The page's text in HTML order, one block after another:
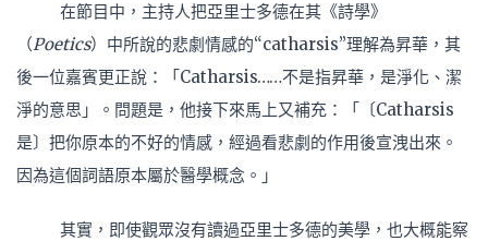
在節目中，主持人把亞里士多德在其《詩學》
（Poetics）中所說的悲劇情感的“catharsis”理解為昇華，其
後一位嘉賓更正說：「Catharsis……不是指昇華，是淨化、潔
淨的意思」。問題是，他接下來馬上又補充：「〔Catharsis
是〕把你原本的不好的情感，經過看悲劇的作用後宣洩出來。
因為這個詞語原本屬於醫學概念。」
其實，即使觀眾沒有讀過亞里士多德的美學，也大概能察